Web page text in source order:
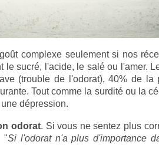
complexe seulement si nos
sucré, l'acide, le salé ou l'amer.
(trouble de l'odorat), 40% de
. Tout comme la surdité ou la
dépression.
odorat. Si vous ne sentez plus
"Si l'odorat n'a plus d'importance